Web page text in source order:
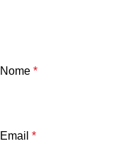
Nome *
Email *